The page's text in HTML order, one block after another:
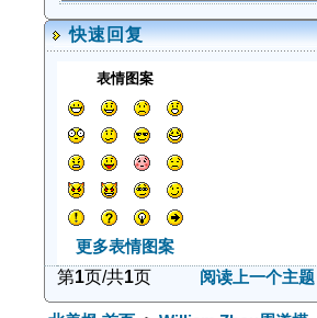
快速回复
表情图案
更多表情图案
第1页/共1页 阅读上一个主题